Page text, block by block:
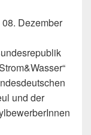
Dezember
und der